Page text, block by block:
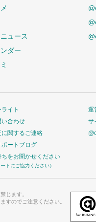
ュース
ダー
イト
い合わせ
関するご連絡
ートブログ
をお聞かせください
トにご協力ください）
運
サ
じます。
すのでご注意ください。